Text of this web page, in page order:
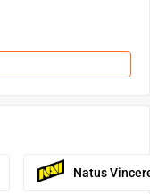
Natus